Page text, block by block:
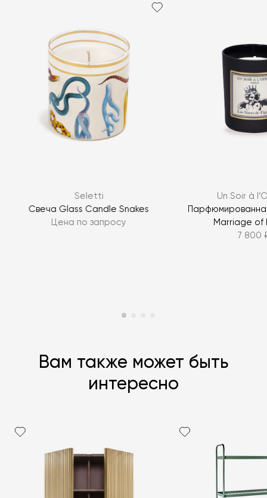
ЗАДАТЬ ВОПРОС
ЗАДАТЬ ВОПРОС
Seletti
Свеча Glass Candle Snakes
Цена по запросу
Un Soir à
Marriage of
7 800
Вам также может быть
интересно